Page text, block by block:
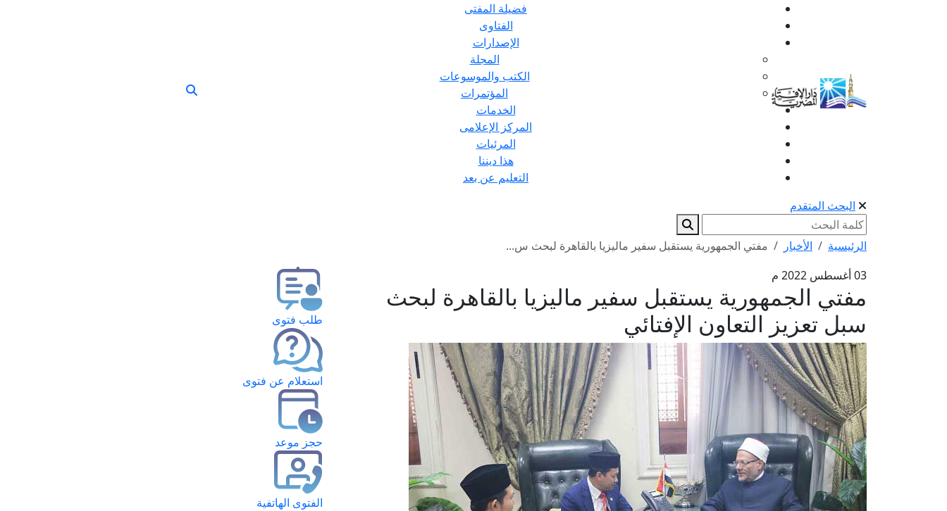
فضيلة المفتى
الفتاوى
الإصدارات
المجلة
الكتب والموسوعات
المؤتمرات
الخدمات
المركز الإعلامى
المرئيات
هذا ديننا
التعليم عن بعد
البحث المتقدم
الرئيسية الأخبار
مفتي الجمهورية يستقبل سفير ماليزيا بالقاهرة لبحث س...
03 أغسطس 2022 م
مفتي الجمهورية يستقبل سفير ماليزيا بالقاهرة لبحث
سبل تعزيز التعاون الإفتائي
طلب فتوى
استعلام عن فتوى
حجز موعد
الفتوى الهاتفية